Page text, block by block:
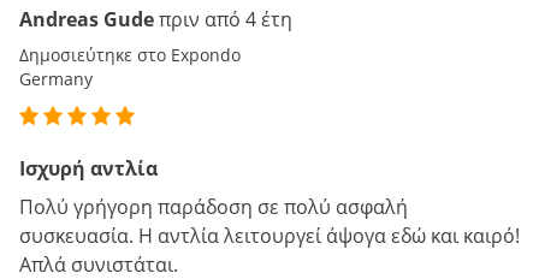
Andreas Gudeπριν από 4 έτη
Δημοσιεύτηκε στο Expondo
Germany
Ισχυρή αντλία
Πολύ γρήγορη παράδοση σε πολύ ασφαλή
συσκευασία. Η αντλία λειτουργεί άψογα εδώ και καιρό!
Απλά συνιστάται.